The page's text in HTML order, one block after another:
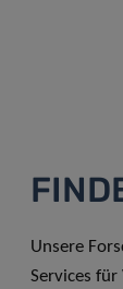
Unsere
Services